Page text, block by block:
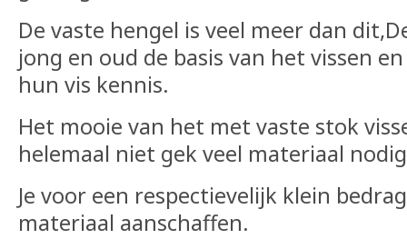
De vaste hengel is veel meer dan
jong en oud de basis van het vissen
hun vis kennis.
Het mooie van het met vaste stok
helemaal niet gek veel materiaal
Je voor een respectievelijk klein
materiaal aanschaffen.